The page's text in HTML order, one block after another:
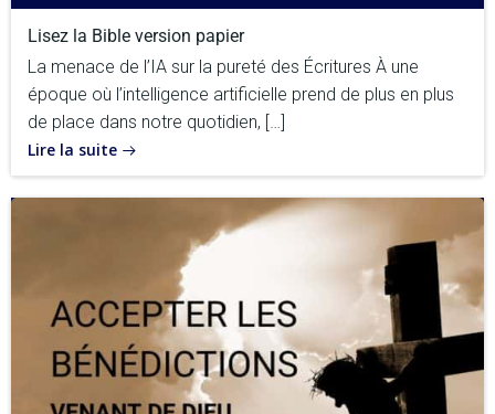
Lisez la Bible version papier
La menace de l’IA sur la pureté des Écritures À une
époque où l’intelligence artificielle prend de plus en plus
de place dans notre quotidien, […]
Lire la suite